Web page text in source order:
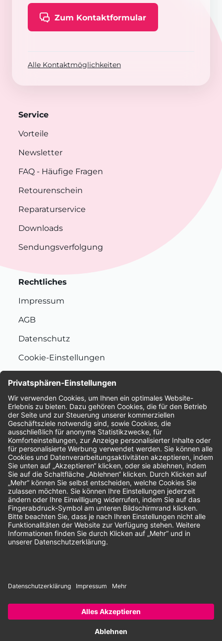
Zum Kontaktformular
Alle Kontaktmöglichkeiten
Service
Vorteile
Newsletter
FAQ - Häufige Fragen
Retourenschein
Reparaturservice
Downloads
Sendungsverfolgung
Rechtliches
Impressum
AGB
Datenschutz
Cookie-Einstellungen
Bewertungen
Unsere Zahlungsarten:
Rechnung SEPA-Lastschrift Vorkasse